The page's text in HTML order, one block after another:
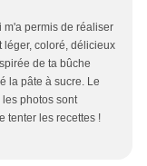
m'a permis de réaliser
léger, coloré, délicieux
de ta bûche
la pâte à sucre. Le
les photos sont
tenter les recettes !